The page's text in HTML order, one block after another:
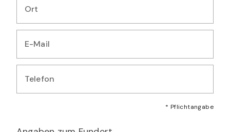
Ort
Geben Sie Ihren Wohnort ein
E-Mail
Geben Sie Ihre E-Mail-Adresse ein
Telefon
* Pflichtangabe